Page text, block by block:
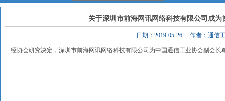
关于深圳市前海网讯网络科技有限公司成为
日期：2019-05-26 作者：通信
经协会研究决定，深圳市前海网讯网络科技有限公司为中国通信工业协会副会长